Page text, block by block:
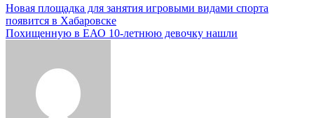
Навигация
по
Новая площадка для занятия игровыми видами спорта
появится в Хабаровске
Похищенную в ЕАО 10-летнюю девочку нашли